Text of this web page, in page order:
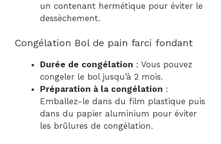
un contenant hermétique pour éviter le
dessèchement.
Congélation Bol de pain farci fondant
Durée de congélation : Vous pouvez
congeler le bol jusqu’à 2 mois.
Préparation à la congélation :
Emballez-le dans du film plastique puis
dans du papier aluminium pour éviter
les brûlures de congélation.